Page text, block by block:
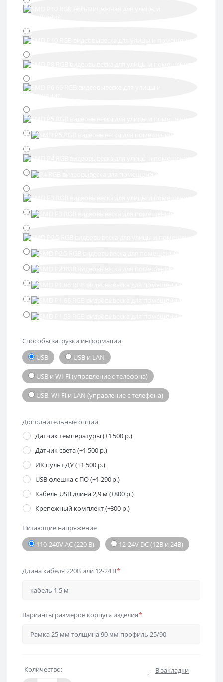
Способы загрузки информации
USB
USB и LAN
USB и WI-Fi (управление с телефона)
USB, WI-Fi и LAN (управление с телефона)
Дополнительные опции
Датчик температуры (+1 500 р.)
Датчик света (+1 500 р.)
ИК пульт ДУ (+1 500 р.)
USB флешка с ПО (+1 290 р.)
Кабель USB длина 2,9 м (+800 р.)
Крепежный комплект (+800 р.)
Питающие напряжение
110-240V AC (220 В)
12-24V DC (12В и 24В)
Длина кабеля 220В или 12-24 В*
Варианты размеров корпуса изделия*
Количество: В закладки